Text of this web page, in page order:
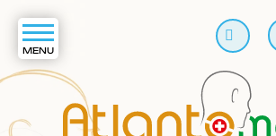
Suchen